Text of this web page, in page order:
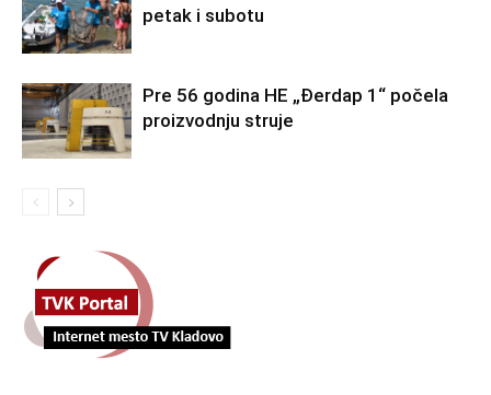
petak i subotu
Pre 56 godina HE „Đerdap 1“ počela
proizvodnju struje